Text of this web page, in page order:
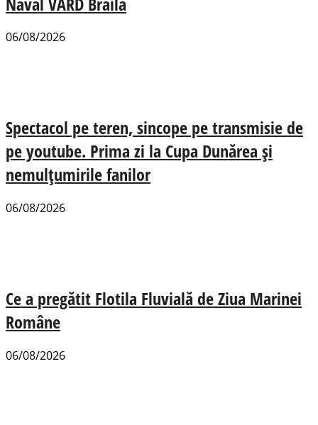
06/08/2026
Spectacol pe teren, sincope pe transmisie de
pe youtube. Prima zi la Cupa Dunărea și
nemulțumirile fanilor
06/08/2026
Ce a pregătit Flotila Fluvială de Ziua Marinei
Române
06/08/2026